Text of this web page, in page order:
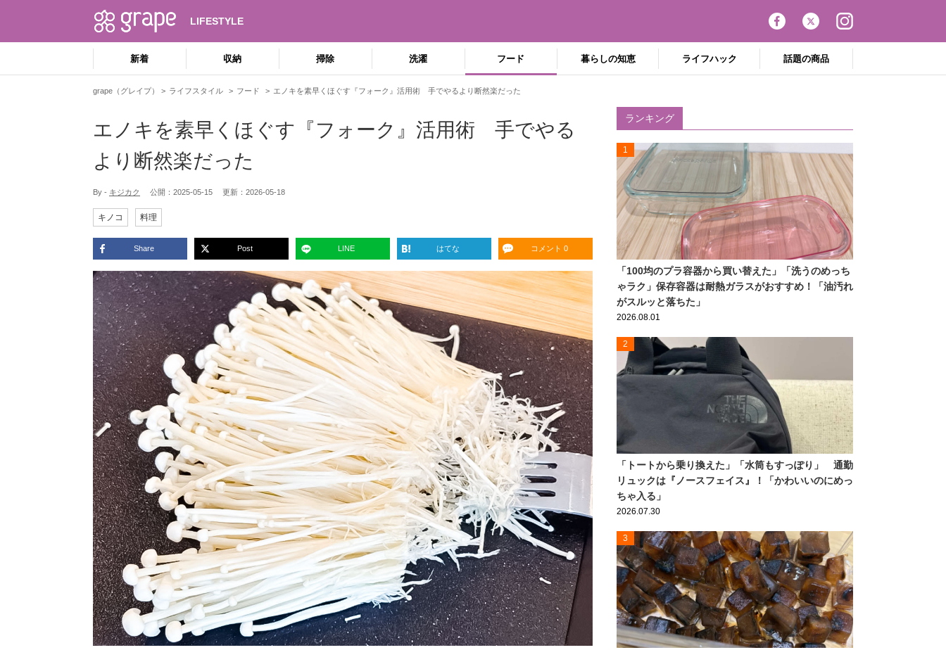
LIFESTYLE
新着 収納 掃除 洗濯 フード 暮らしの知恵 ライフハック 話題の商品
grape（グレイプ） ライフスタイル フード エノキを素早くほぐす『フォーク』活用術 手でやるより断然楽だった
エノキを素早くほぐす『フォーク』活用術 手でやる
より断然楽だった
By - キジカク 公開： 2025-05-15 更新： 2026-05-18
キノコ 料理
Share Post LINE はてな コメント 0
ランキング
1
「100均のプラ容器から買い替えた」「洗うのめっち
ゃラク」保存容器は耐熱ガラスがおすすめ！「油汚れ
がスルッと落ちた」
2026.08.01
2
「トートから乗り換えた」「水筒もすっぽり」 通勤
リュックは『ノースフェイス』！「かわいいのにめっ
ちゃ入る」
2026.07.30
3